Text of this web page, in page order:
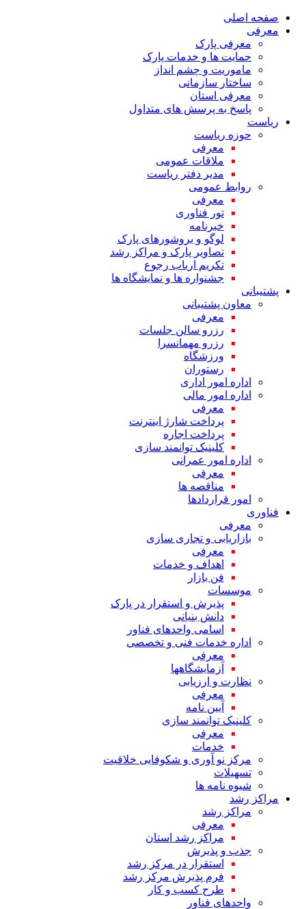
صفحه اصلی
معرفی
معرفی پارک
حمایت ها و خدمات پارک
ماموریت و چشم انداز
ساختار سازمانی
معرفی استان
پاسخ به پرسش های متداول
ریاست
حوزه ریاست
معرفی
ملاقات عمومی
مدیر دفتر ریاست
روابط عمومی
معرفی
تور فناوری
خبرنامه
لوگو و بروشورهای پارک
تصاویر پارک و مراکز رشد
تکریم ارباب رجوع
جشنواره ها و نمایشگاه ها
پشتیبانی
معاون پشتیبانی
معرفی
رزرو سالن جلسات
رزرو مهمانسرا
ورزشگاه
رستوران
اداره امور اداری
اداره امور مالی
معرفی
پرداخت شارژ اینترنت
پرداخت اجاره
کلینیک توانمند سازی
اداره امور عمرانی
معرفی
مناقصه ها
امور قراردادها
فناوری
معرفی
بازاریابی و تجاری سازی
معرفی
اهداف و خدمات
فن بازار
موسسات
پذیرش و استقرار در پارک
دانش بنیانی
اسامی واحدهای فناور
اداره خدمات فنی و تخصصی
معرفی
آزمایشگاهها
نظارت و ارزیابی
معرفی
آیین نامه
کلینیک توانمند سازی
معرفی
خدمات
مرکز نو آوری و شکوفایی خلاقیت
تسهیلات
شیوه نامه ها
مراکز رشد
مراکز رشد
معرفی
مراکز رشد استان
جذب و پذیرش
استقرار در مرکز رشد
فرم پذیرش مرکز رشد
طرح کسب و کار
واحدهای فناور